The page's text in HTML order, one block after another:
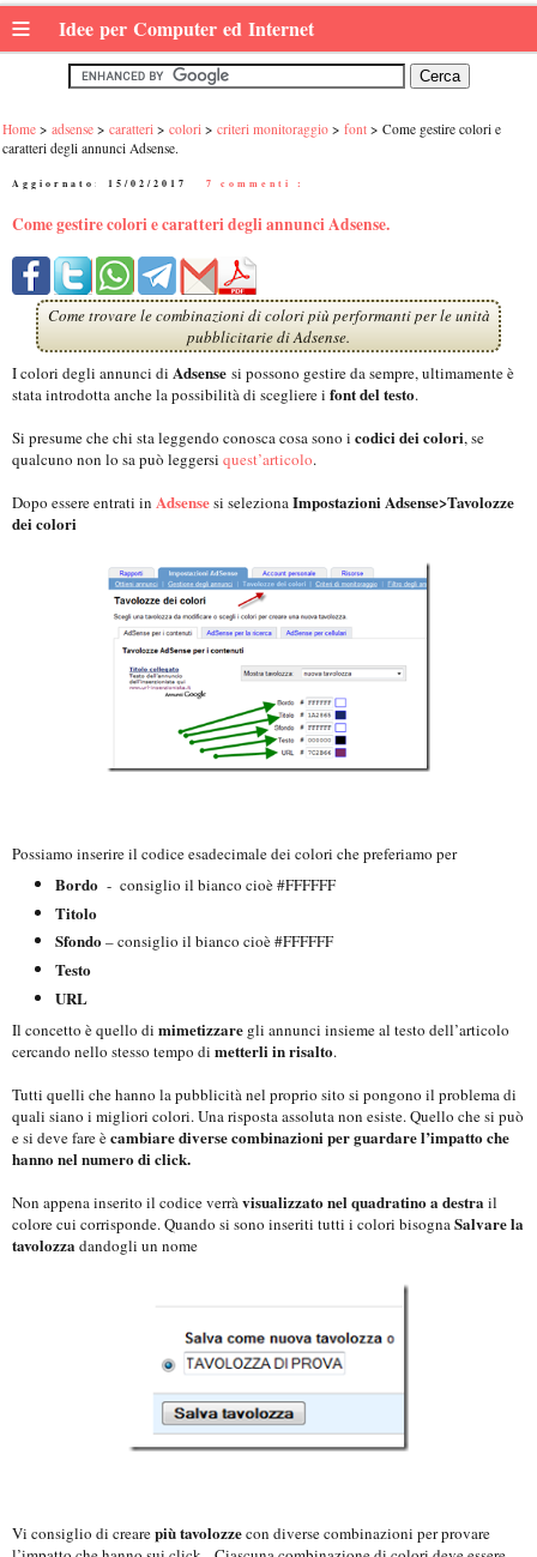
≡ Idee per Computer ed Internet
Home adsense caratteri colori criteri monitoraggio font
Come gestire colori e
caratteri degli annunci Adsense.
Aggiornato: 15/02/2017 7 commenti :
Come gestire colori e caratteri degli annunci Adsense.
Come trovare le combinazioni di colori più performanti per le unità
pubblicitarie di Adsense.
I colori degli annunci di Adsense si possono gestire da sempre, ultimamente è
stata introdotta anche la possibilità di scegliere i font del testo.
Si presume che chi sta leggendo conosca cosa sono i codici dei colori, se
qualcuno non lo sa può leggersi quest’articolo.
Dopo essere entrati in Adsensesi selezionaImpostazioni Adsense>Tavolozze
dei colori
Possiamo inserire il codice esadecimale dei colori che preferiamo per
Bordo - consiglio il bianco cioè #FFFFFF
Titolo
Sfondo – consiglio il bianco cioè #FFFFFF
Testo
URL
Il concetto è quello di mimetizzare gli annunci insieme al testo dell’articolo
cercando nello stesso tempo di metterli in risalto.
Tutti quelli che hanno la pubblicità nel proprio sito si pongono il problema di
quali siano i migliori colori. Una risposta assoluta non esiste. Quello che si può
e si deve fare ècambiare diverse combinazioni per guardare l’impatto che
hanno nel numero di click.
Non appena inserito il codice verràvisualizzato nel quadratino a destrail
colore cui corrisponde. Quando si sono inseriti tutti i colori bisognaSalvare la
tavolozzadandogli un nome
Vi consiglio di crearepiù tavolozzecon diverse combinazioni per provare